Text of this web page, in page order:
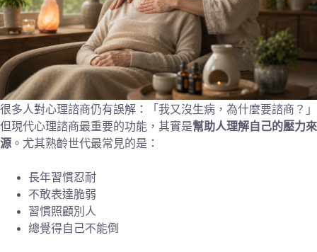
很多人對心理諮商仍有誤解：「我又沒生病，為什麼要諮商？」
但現代心理諮商最重要的功能，其實是幫助人理解自己的壓力來
源 。尤其熟齡世代最常見的是：
長年習慣忍耐
不敢表達脆弱
習慣照顧別人
總覺得自己不能倒